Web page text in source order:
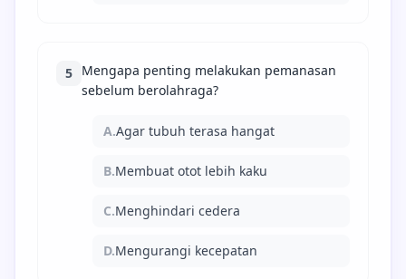
5 Mengapa penting melakukan pemanasan
sebelum berolahraga?
A.Agar tubuh terasa hangat
B.Membuat otot lebih kaku
C.Menghindari cedera
D.Mengurangi kecepatan